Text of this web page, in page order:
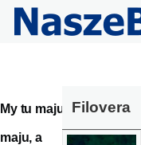
Przejdź do treści
My tu maju-
maju, a
Filovera